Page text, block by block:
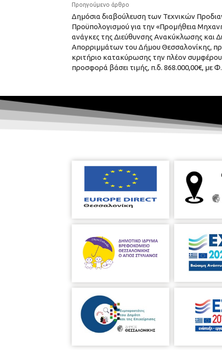
Προηγούμενο άρθρο
Δημόσια διαβούλευση των Τεχνικών
Προϋπολογισμού για την «Προμήθεια
ανάγκες της Διεύθυνσης Ανακύκλωσης και
Απορριμμάτων του Δήμου Θεσσαλονίκης,
κριτήριο κατακύρωσης την πλέον
προσφορά βάσει τιμής, π.δ. 868.000,00€, με